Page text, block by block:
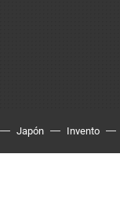
Japón Invento